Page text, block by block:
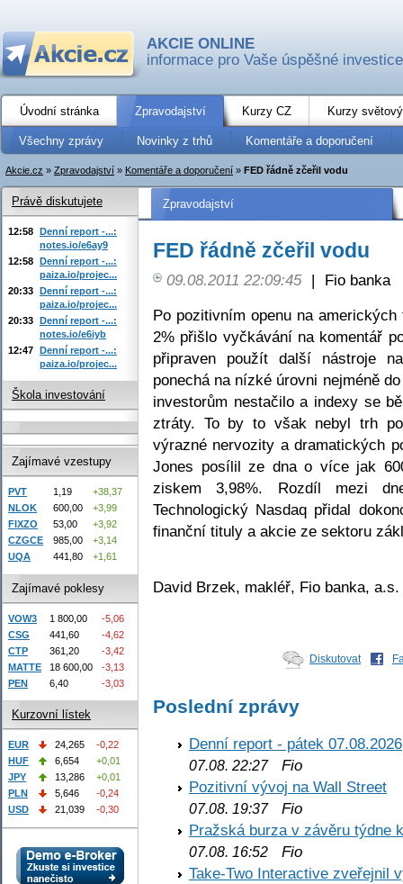
AKCIE ONLINE
informace pro Vaše úspěšné investice
Úvodní stránka Zpravodajství Kurzy CZ Kurzy
Všechny zprávy Novinky z trhů Komentáře a doporučení
Akcie.cz » Zpravodajství » Komentáře a doporučení » FED řádně zčeřil vodu
Zpravodajství
FED řádně zčeřil vodu
09.08.2011 22:09:45 |
Fio banka
Po pozitivním openu na
2% přišlo vyčkávání na komentář
připraven použít další nástroje
ponechá na nízké úrovni nejméně
investorům nestačilo a indexy se
ztráty. To by to však nebyl trh
výrazné nervozity a dramatických
Jones posílil ze dna o více jak
ziskem 3,98%. Rozdíl mezi
Technologický Nasdaq přidal
finanční tituly a akcie ze sektoru
David Brzek, makléř, Fio banka, a.s.
Diskutovat
Poslední zprávy
Denní report - pátek 07.08.2026
07.08. 22:27Fio
Pozitivní vývoj na Wall Street
07.08. 19:37Fio
Pražská burza v závěru týdne
07.08. 16:52 Fio
Take-Two Interactive zveřejnil
Právě diskutujete
12:58 Denní report -...:
notes.io/e6ay9
12:58 Denní report -...:
paiza.io/projec...
20:33 Denní report -...:
paiza.io/projec...
20:33 Denní report -...:
notes.io/e6iyb
12:47 Denní report -...:
paiza.io/projec...
Škola investování
Zajímavé vzestupy
PVT 1,19
+38,37
NLOK
600,00
+3,99
FIXZO
53,00
+3,92
CZGCE
985,00
+3,14
UQA
441,80 +1,61
Zajímavé poklesy
VOW3 1 800,00
-5,06
CSG
441,60
-4,62
CTP
361,20
-3,42
MATTE
18 600,00
-3,13
PEN
6,40 -3,03
Kurzovní lístek
EUR 24,265
-0,22
HUF
6,654
+0,01
JPY
13,286
+0,01
PLN
5,646
-0,24
USD
21,039 -0,30